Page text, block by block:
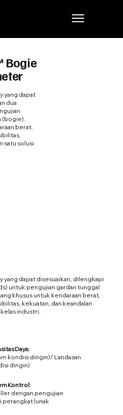
Bogie
yang dapat
dua
(bogie).
berat,
satu solusi
dapat disesuaikan, dilengkapi
untuk pengujian gardan tunggal
khusus untuk kendaraan berat,
kekuatan, dan keandalan
industri.
Daya:
kondisi dingin)/ Landasan
dingin)
Kontrol:
dengan pengujian
perangkat lunak